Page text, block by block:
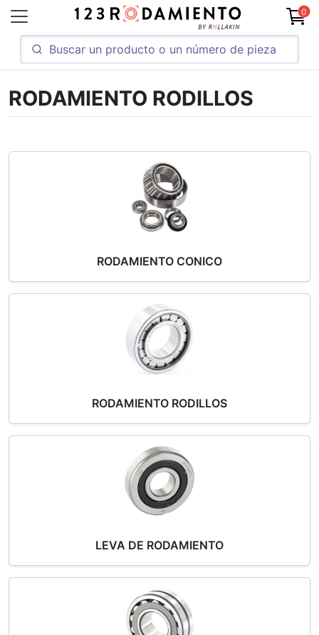
0
RODAMIENTO RODILLOS
RODAMIENTO CONICO
RODAMIENTO RODILLOS
LEVA DE RODAMIENTO